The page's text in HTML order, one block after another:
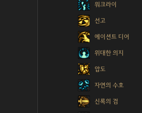
워크라이
선고
에이션트 디어
위대한 의지
압도
자연의 수호
신록의 검